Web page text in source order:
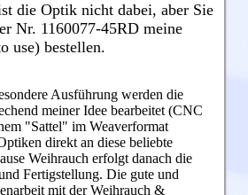
die Optik nicht dabei, aber Sie
Nr. 1160077-45RD meine
use) bestellen.
Ausführung werden die
meiner Idee bearbeitet (CNC
"Sattel" im Weaverformat
direkt an diese beliebte
Weihrauch erfolgt danach die
Fertigstellung. Die gute und
mit der Weihrauch &